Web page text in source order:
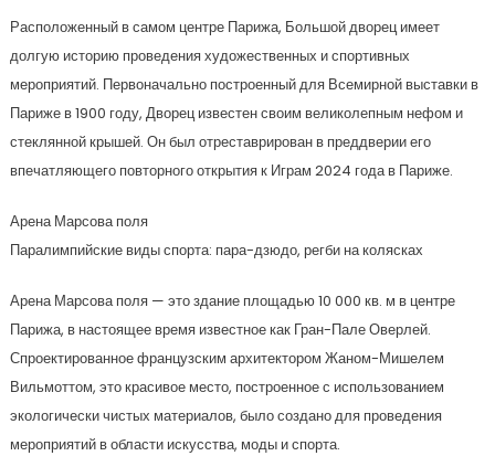
Расположенный в самом центре Парижа, Большой дворец имеет
долгую историю проведения художественных и спортивных
мероприятий. Первоначально построенный для Всемирной выставки в
Париже в 1900 году, Дворец известен своим великолепным нефом и
стеклянной крышей. Он был отреставрирован в преддверии его
впечатляющего повторного открытия к Играм 2024 года в Париже.
Арена Марсова поля
Паралимпийские виды спорта: пара-дзюдо, регби на колясках
Арена Марсова поля — это здание площадью 10 000 кв. м в центре
Парижа, в настоящее время известное как Гран-Пале Оверлей.
Спроектированное французским архитектором Жаном-Мишелем
Вильмоттом, это красивое место, построенное с использованием
экологически чистых материалов, было создано для проведения
мероприятий в области искусства, моды и спорта.